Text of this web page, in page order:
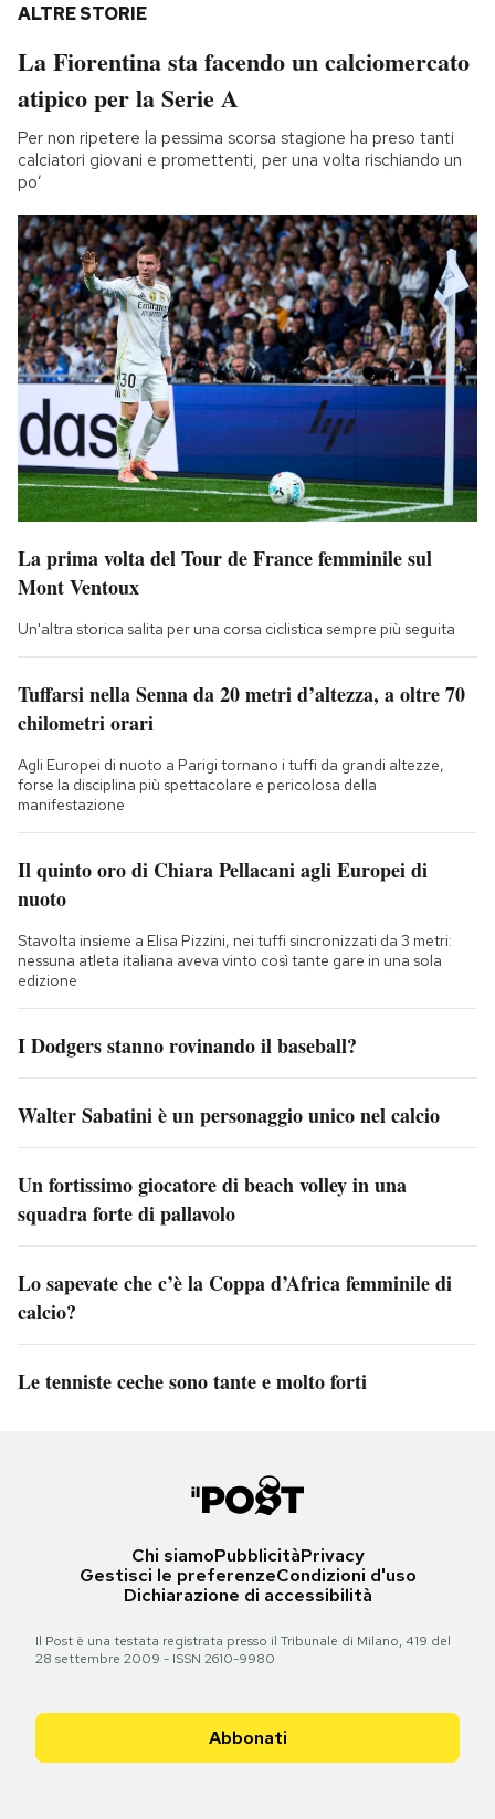
ALTRE STORIE
La Fiorentina sta facendo un calciomercato
atipico per la Serie A
Per non ripetere la pessima scorsa stagione ha preso tanti
calciatori giovani e promettenti, per una volta rischiando un
po’
La prima volta del Tour de France femminile sul
Mont Ventoux
Un'altra storica salita per una corsa ciclistica sempre più seguita
Tuffarsi nella Senna da 20 metri d’altezza, a oltre 70
chilometri orari
Agli Europei di nuoto a Parigi tornano i tuffi da grandi altezze,
forse la disciplina più spettacolare e pericolosa della
manifestazione
Il quinto oro di Chiara Pellacani agli Europei di
nuoto
Stavolta insieme a Elisa Pizzini, nei tuffi sincronizzati da 3 metri:
nessuna atleta italiana aveva vinto così tante gare in una sola
edizione
I Dodgers stanno rovinando il baseball?
Walter Sabatini è un personaggio unico nel calcio
Un fortissimo giocatore di beach volley in una
squadra forte di pallavolo
Lo sapevate che c’è la Coppa d’Africa femminile di
calcio?
Le tenniste ceche sono tante e molto forti
Chi siamoPubblicitàPrivacy
Gestisci le preferenzeCondizioni d'uso
Dichiarazione di accessibilità
Il Post è una testata registrata presso il Tribunale di Milano, 419 del
28 settembre 2009 - ISSN 2610-9980
Abbonati